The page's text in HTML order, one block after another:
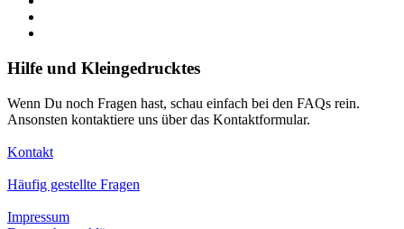
Hilfe und Kleingedrucktes
Wenn Du noch Fragen hast, schau einfach bei den FAQs rein.
Ansonsten kontaktiere uns über das Kontaktformular.
Kontakt
Häufig gestellte Fragen
Impressum